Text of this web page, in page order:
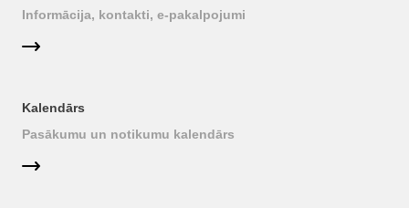
Informācija, kontakti, e-pakalpojumi
Kalendārs
Pasākumu un notikumu kalendārs